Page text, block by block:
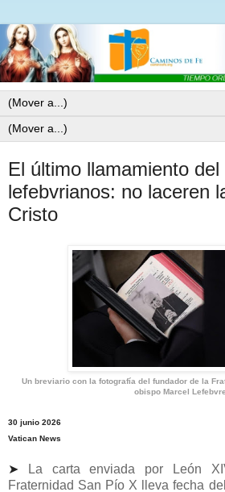
El último llamamiento
lefebvrianos: no laceren
Cristo
Un breviario con la fotografía del fundador de la
obispo Marcel Lefebvre
30 junio 2026
Vatican News
➤
La carta enviada por León
Fraternidad San Pío X lleva fecha